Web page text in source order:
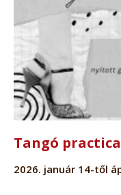
Tangó practica
2026. január 14-től